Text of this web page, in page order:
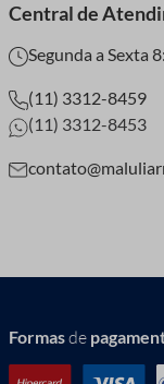
Central de
Segunda a Sexta
(11) 3312-8459
(11) 3312-8453
Formasde